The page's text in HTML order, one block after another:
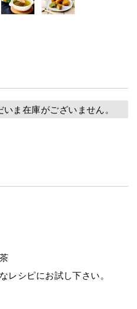
ま在庫がございません。
レシピにお試し下さい。